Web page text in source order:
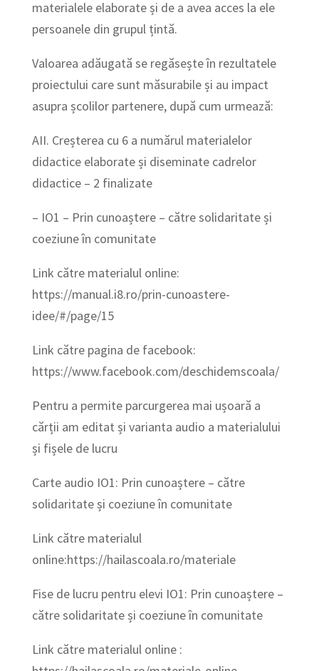
materialele elaborate și de a avea acces la ele
persoanele din grupul țintă.
Valoarea adăugată se regăsește în rezultatele
proiectului care sunt măsurabile și au impact
asupra școlilor partenere, după cum urmează:
AII. Creșterea cu 6 a numărul materialelor
didactice elaborate și diseminate cadrelor
didactice – 2 finalizate
– IO1 – Prin cunoaștere – către solidaritate și
coeziune în comunitate
Link către materialul online:
https://manual.i8.ro/prin-cunoastere-
idee/#/page/15
Link către pagina de facebook:
https://www.facebook.com/deschidemscoala/
Pentru a permite parcurgerea mai ușoară a
cărții am editat și varianta audio a materialului
și fișele de lucru
Carte audio IO1: Prin cunoaștere – către
solidaritate și coeziune în comunitate
Link către materialul
online:https://hailascoala.ro/materiale
Fise de lucru pentru elevi IO1: Prin cunoaștere –
către solidaritate și coeziune în comunitate
Link către materialul online :